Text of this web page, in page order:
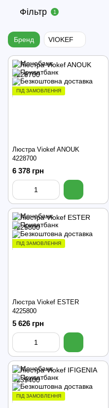
Фільтр 1
Бренд VIOKEF
ПІД ЗАМОВЛЕННЯ
Люстра Viokef ANOUK
4228700
6 378 грн
ПІД ЗАМОВЛЕННЯ
Люстра Viokef ESTER
4225800
5 626 грн
ПІД ЗАМОВЛЕННЯ